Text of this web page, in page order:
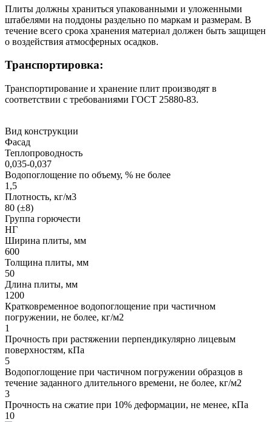
Плиты должны храниться упакованными и уложенными
штабелями на поддоны раздельно по маркам и размерам. В
течение всего срока хранения материал должен быть защищен
о воздействия атмосферных осадков.
Транспортировка:
Транспортирование и хранение плит производят в
соответствии с требованиями ГОСТ 25880-83.
Вид конструкции
Фасад
Теплопроводность
0,035-0,037
Водопоглощение по объему, % не более
1,5
Плотность, кг/м3
80 (±8)
Группа горючести
НГ
Ширина плиты, мм
600
Толщина плиты, мм
50
Длина плиты, мм
1200
Кратковременное водопоглощение при частичном
погружении, не более, кг/м2
1
Прочность при растяжении перпендикулярно лицевым
поверхностям, кПа
5
Водопоглощение при частичном погружении образцов в
течение заданного длительного времени, не более, кг/м2
3
Прочность на сжатие при 10% деформации, не менее, кПа
10